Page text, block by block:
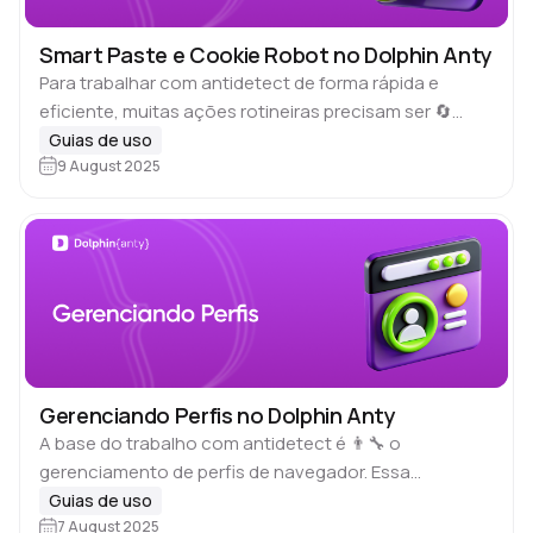
Smart Paste e Cookie Robot no Dolphin Anty
Para trabalhar com antidetect de forma rápida e
eficiente, muitas ações rotineiras precisam ser 🔄
automatizadas. No entanto, essa automação deve
ser feita com cuidado para evitar desanonimização e
Guias de uso
9 August 2025
Gerenciando Perfis no Dolphin Anty
A base do trabalho com antidetect é 👨‍🔧 o
gerenciamento de perfis de navegador. Essa
funcionalidade permite liberar o espaço de trabalho,
Guias de uso
7 August 2025